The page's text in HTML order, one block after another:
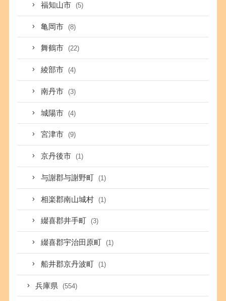
福知山市 (5)
亀岡市 (8)
舞鶴市 (22)
綾部市 (4)
南丹市 (3)
城陽市 (4)
宮津市 (9)
京丹後市 (1)
与謝郡与謝野町 (1)
相楽郡南山城村 (1)
綴喜郡井手町 (3)
綴喜郡宇治田原町 (1)
船井郡京丹波町 (1)
兵庫県 (554)